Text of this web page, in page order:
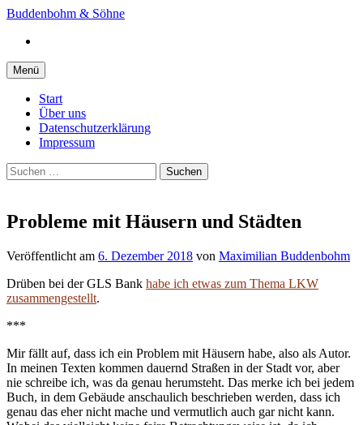
Springe
Inhalt
Buddenbohm & Söhne
Menü
Start
Über uns
Datenschutzerklärung
Impressum
Suchen
nach:
Probleme mit Häusern und Städten
Veröffentlicht am 6. Dezember 2018 von Maximilian Buddenbohm
Drüben bei der GLS Bank habe ich etwas zum Thema LKW
zusammengestellt.
***
Mir fällt auf, dass ich ein Problem mit Häusern habe, also als Autor.
In meinen Texten kommen dauernd Straßen in der Stadt vor, aber
nie schreibe ich, was da genau herumsteht. Das merke ich bei jedem
Buch, in dem Gebäude anschaulich beschrieben werden, dass ich
genau das eher nicht mache und vermutlich auch gar nicht kann.